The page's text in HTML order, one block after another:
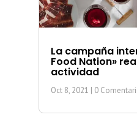
La campaña
Food Nation»
actividad
Oct 8, 2021 | 0